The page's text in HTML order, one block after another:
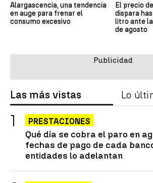
Alargascencia, una tendencia
en auge para frenar el
consumo excesivo
El precio
dispara
litro ante
de agosto
Las más vistas Lo
PRESTACIONES
Qué día se cobra el paro en
fechas de pago de cada
entidades lo adelantan